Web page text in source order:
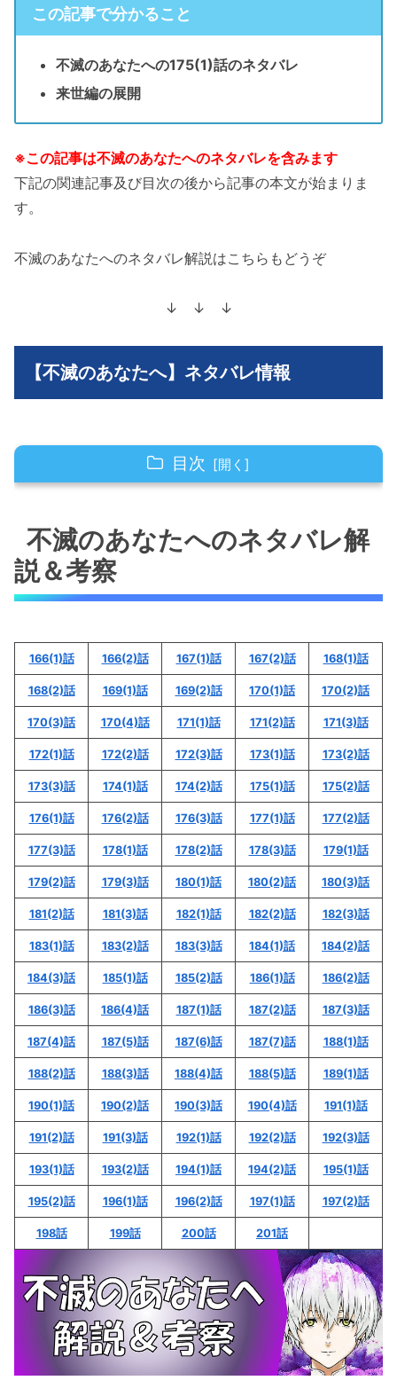
この記事で分かること
不滅のあなたへの175(1)話のネタバレ
来世編の展開
※この記事は不滅のあなたへのネタバレを含みます
下記の関連記事及び目次の後から記事の本文が始まりま
す。
不滅のあなたへのネタバレ解説はこちらもどうぞ
↓ ↓ ↓
【不滅のあなたへ】ネタバレ情報
目次
不滅のあなたへの175(1)話のネタバレ最新話！
主人公スキンがまた夢を見る！？
不滅のあなたへの175(1)話のネタバレ最新話！
不滅のあなたへの175(1)話のネタバレ最新話！
ミズハのクローン達が処刑されている！？
不滅のあなたへの175(1)話のネタバレ最新話！
フシがおもっくそ嘘をつく！！
「不滅のあなたへの175(1)話のネタバレ最新
話！ミズハのクローンの現在は！？」まとめ
不滅のあなたへのネタバレ解説＆考察
不滅のあなたへのネタバレ解
説＆考察
166(1)話 166(2)話 167(1)話 167(2)話 168(1)話
168(2)話 169(1)話 169(2)話 170(1)話 170(2)話
170(3)話 170(4)話 171(1)話 171(2)話 171(3)話
172(1)話 172(2)話 172(3)話 173(1)話 173(2)話
173(3)話 174(1)話 174(2)話 175(1)話 175(2)話
176(1)話 176(2)話 176(3)話 177(1)話 177(2)話
177(3)話 178(1)話 178(2)話 178(3)話 179(1)話
179(2)話 179(3)話 180(1)話 180(2)話 180(3)話
181(2)話 181(3)話 182(1)話 182(2)話 182(3)話
183(1)話 183(2)話 183(3)話 184(1)話 184(2)話
184(3)話 185(1)話 185(2)話 186(1)話 186(2)話
186(3)話 186(4)話 187(1)話 187(2)話 187(3)話
187(4)話 187(5)話 187(6)話 187(7)話 188(1)話
188(2)話 188(3)話 188(4)話 188(5)話 189(1)話
190(1)話 190(2)話 190(3)話 190(4)話 191(1)話
191(2)話 191(3)話 192(1)話 192(2)話 192(3)話
193(1)話 193(2)話 194(1)話 194(2)話 195(1)話
195(2)話 196(1)話 196(2)話 197(1)話 197(2)話
198話 199話 200話 201話